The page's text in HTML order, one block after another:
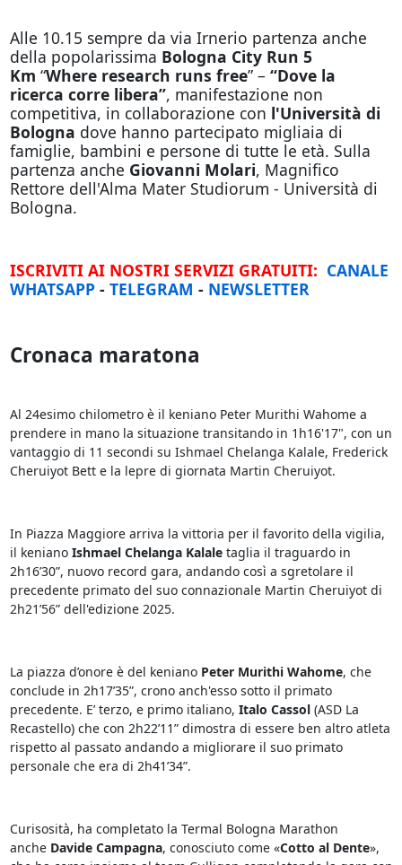
Alle 10.15 sempre da via Irnerio partenza anche
della popolarissima Bologna City Run 5
Km “Where research runs free” – “Dove la
ricerca corre libera”, manifestazione non
competitiva, in collaborazione con l'Università di
Bologna dove hanno partecipato migliaia di
famiglie, bambini e persone di tutte le età. Sulla
partenza anche Giovanni Molari, Magnifico
Rettore dell'Alma Mater Studiorum - Università di
Bologna.
ISCRIVITI AI NOSTRI SERVIZI GRATUITI: CANALE
WHATSAPP- TELEGRAM - NEWSLETTER
Cronaca maratona
Al 24esimo chilometro è il keniano Peter Murithi Wahome a
prendere in mano la situazione transitando in 1h16'17", con un
vantaggio di 11 secondi su Ishmael Chelanga Kalale, Frederick
Cheruiyot Bett e la lepre di giornata Martin Cheruiyot.
In Piazza Maggiore arriva la vittoria per il favorito della vigilia,
il keniano Ishmael Chelanga Kalaletaglia il traguardo in
2h16’30”, nuovo record gara, andando così a sgretolare il
precedente primato del suo connazionale Martin Cheruiyot di
2h21’56” dell'edizione 2025.
La piazza d’onore è del keniano Peter Murithi Wahome, che
conclude in 2h17’35”, crono anch'esso sotto il primato
precedente. E’ terzo, e primo italiano, Italo Cassol(ASD La
Recastello) che con 2h22’11” dimostra di essere ben altro atleta
rispetto al passato andando a migliorare il suo primato
personale che era di 2h41’34”.
Curisosità, ha completato la Termal Bologna Marathon
anche Davide Campagna, conosciuto come «Cotto al Dente»,